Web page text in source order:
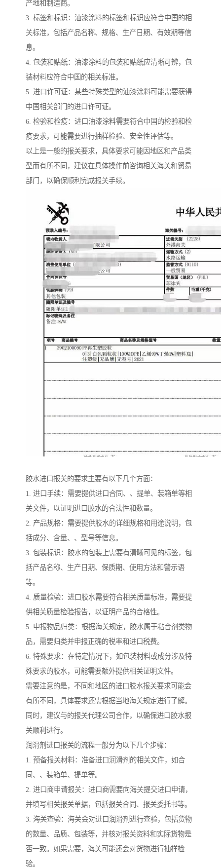
产地和制造商。
3. 标签和标识：油漆涂料的标签和标识应符合中国的相
关标准，包括产品名称、规格、生产日期、有效期等信
息。
4. 包装和贴纸：油漆涂料的包装和贴纸应清晰可辨，包
装材料应符合中国的相关标准。
5. 进口许可证：某些特殊类型的油漆涂料可能需要获得
中国相关部门的进口许可证。
6. 检验和检疫：进口油漆涂料需要符合中国的检验和检
疫要求，可能需要进行抽样检验、安全性评估等。
以上是一般的报关要求，具体要求可能因地区和产品类
型而有所不同，建议在具体操作前咨询相关海关和贸易
部门，以确保顺利完成报关手续。
胶水进口报关的要求主要有以下几个方面：
1. 进口手续：需要提供进口合同、、提单、装箱单等相
关文件，以证明进口胶水的合法性和数量。
2. 产品规格：需要提供胶水的详细规格和用途说明，包
括成分、含量、、型号等信息。
3. 包装标识：胶水的包装上需要有清晰可见的标签，包
括产品名称、生产日期、保质期、使用方法和警示语
等。
4. 质量检验：进口胶水需要符合相关质量标准，需要提
供相关质量检验报告，以证明产品的合格性。
5. 申报物品归类：根据海关规定，胶水属于粘合剂类物
品，需要归类并申报正确的税率和进口税费。
6. 特殊要求：在特定情况下，如包装材料或成分涉及特
殊要求的胶水，可能需要额外提供相关证明文件。
需要注意的是，不同和地区的进口胶水报关要求可能会
有所不同，具体要求还需根据当地海关规定进行了解。
同时，建议与的报关代理公司合作，以确保进口胶水报
关顺利进行。
润滑剂进口报关的流程一般分为以下几个步骤：
1. 预备报关材料：准备进口润滑剂的相关文件，如合
同、、装箱单、提单等。
2. 进口商申请报关：进口商需要向海关提交进口申请，
并填写相关报关单据，包括报关合同、报关委托书等。
3. 海关查验：海关会对进口润滑剂进行查验，包括货物
的数量、品质、包装等，并核对报关资料和实际货物是
否一致。如果需要，海关可能还会对货物进行抽样检
验。